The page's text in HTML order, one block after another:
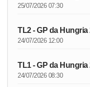
25/07/2026 07:30
TL2 - GP da Hungria
24/07/2026 12:00
TL1 - GP da Hungria
24/07/2026 08:30